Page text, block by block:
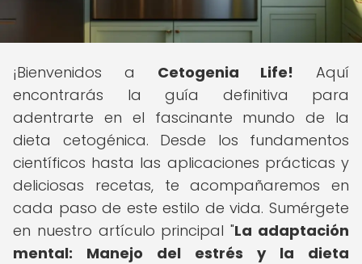
¡Bienvenidos a Cetogenia Life! Aquí
encontrarás la guía definitiva para
adentrarte en el fascinante mundo de la
dieta cetogénica. Desde los fundamentos
científicos hasta las aplicaciones prácticas y
deliciosas recetas, te acompañaremos en
cada paso de este estilo de vida. Sumérgete
en nuestro artículo principal "La adaptación
mental: Manejo del estrés y la dieta